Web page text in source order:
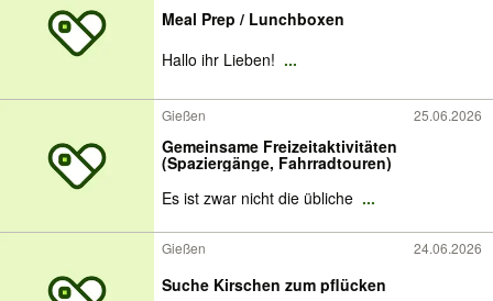
Meal Prep / Lunchboxen
Hallo ihr Lieben! ...
Gießen 25.06.2026
Gemeinsame Freizeitaktivitäten
(Spaziergänge, Fahrradtouren)
Es ist zwar nicht die übliche ...
Gießen 24.06.2026
Suche Kirschen zum pflücken